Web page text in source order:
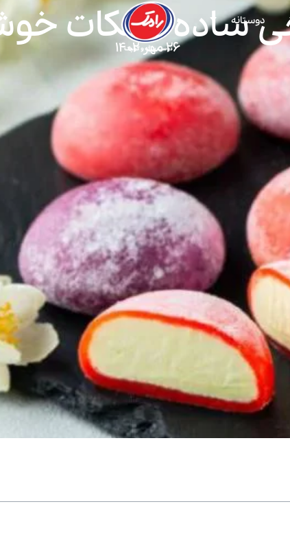
دوستانهساده + نکات
۲۶ مهر ۱۴۰۲